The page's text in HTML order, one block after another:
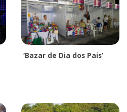
‘Bazar de Dia dos Pais’